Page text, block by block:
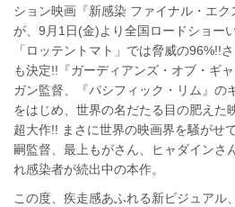
ション映画『新感染 ファイナル・エ
が、9月1日(金)より全国ロードショー
「ロッテントマト」では脅威の96%!!
も決定!!『ガーディアンズ・オブ・ギ
ガン監督、『パシフィック・リム』の
をはじめ、世界の名だたる目の肥えた
超大作!! まさに世界の映画界を騒がせ
嗣監督、最上もがさん、ヒャダインさ
れ感染者が続出中の本作。
この度、疾走感あふれる新ビジュアル